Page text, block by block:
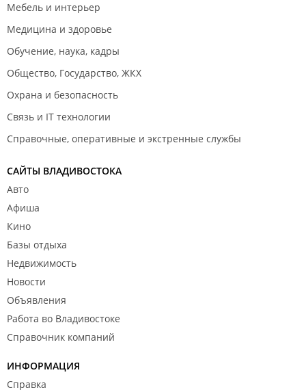
Мебель и интерьер
Медицина и здоровье
Обучение, наука, кадры
Общество, Государство, ЖКХ
Охрана и безопасность
Связь и IT технологии
Справочные, оперативные и экстренные службы
САЙТЫ ВЛАДИВОСТОКА
Авто
Афиша
Кино
Базы отдыха
Недвижимость
Новости
Объявления
Работа во Владивостоке
Справочник компаний
ИНФОРМАЦИЯ
Справка